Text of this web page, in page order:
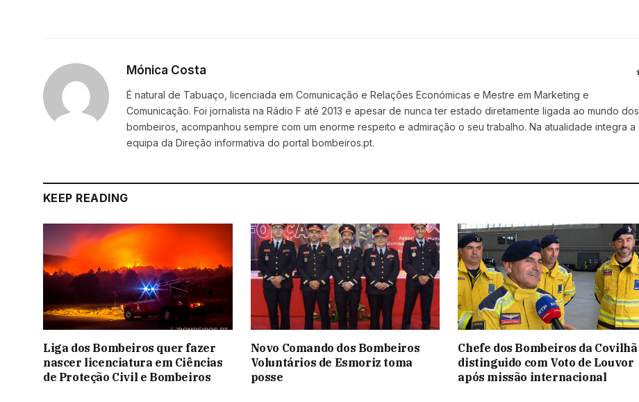
Mónica Costa
É natural de Tabuaço, licenciada em Comunicação e Relações Económicas e Mestre em Marketing e
Comunicação. Foi jornalista na Rádio F até 2013 e apesar de nunca ter estado diretamente ligada ao mundo dos
bombeiros, acompanhou sempre com um enorme respeito e admiração o seu trabalho. Na atualidade integra a
equipa da Direção informativa do portal bombeiros.pt.
KEEP READING
Liga dos Bombeiros quer fazer
nascer licenciatura em Ciências
de Proteção Civil e Bombeiros
Novo Comando dos Bombeiros
Voluntários de Esmoriz toma
posse
Chefe dos Bombeiros da Covilhã
distinguido com Voto de Louvor
após missão internacional